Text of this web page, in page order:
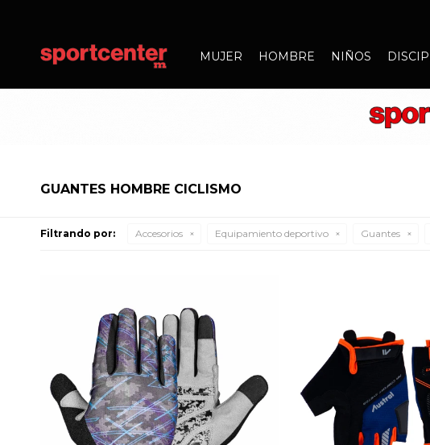
MUJER HOMBRE NIÑOS
GUANTES HOMBRE CICLISMO
Filtrando por: Accesorios Equipamiento deportivo Guantes